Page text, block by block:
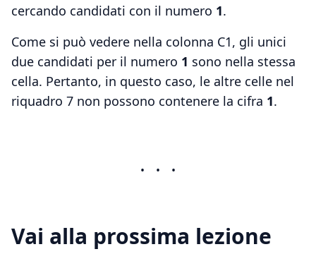
cercando candidati con il numero 1.
Come si può vedere nella colonna C1, gli unici
due candidati per il numero 1 sono nella stessa
cella. Pertanto, in questo caso, le altre celle nel
riquadro 7 non possono contenere la cifra 1.
• • •
Vai alla prossima lezione